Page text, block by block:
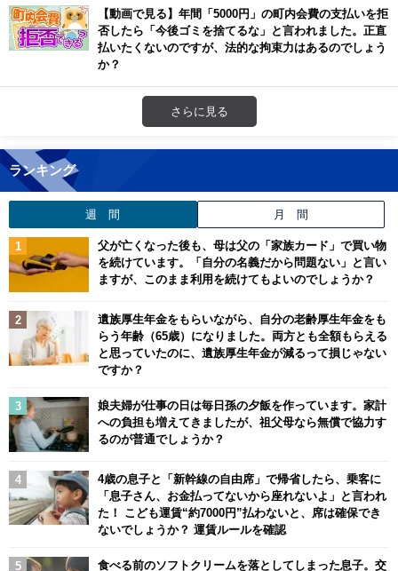
【動画で見る】年間「5000円」の町内会費の支払いを拒
否したら「今後ゴミを捨てるな」と言われました。正直
払いたくないのですが、法的な拘束力はあるのでしょう
か？
さらに見る
ランキング
週 間 月 間
父が亡くなった後も、母は父の「家族カード」で買い物
を続けています。「自分の名義だから問題ない」と言い
ますが、このまま利用を続けてもよいのでしょうか？
遺族厚生年金をもらいながら、自分の老齢厚生年金をも
らう年齢（65歳）になりました。両方とも全額もらえる
と思っていたのに、遺族厚生年金が減るって損じゃない
ですか？
娘夫婦が仕事の日は毎日孫の夕飯を作っています。家計
への負担も増えてきましたが、祖父母なら無償で協力す
るのが普通でしょうか？
4歳の息子と「新幹線の自由席」で帰省したら、乗客に
「息子さん、お金払ってないから座れないよ」と言われ
た！ こども運賃“約7000円”払わないと、席は確保でき
ないでしょうか？ 運賃ルールを確認
食べる前のソフトクリームを落としてしまった息子。交